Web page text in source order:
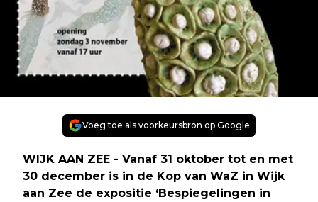
Voeg toe als voorkeursbron op Google
WIJK AAN ZEE - Vanaf 31 oktober tot en met
30 december is in de Kop van WaZ in Wijk
aan Zee de expositie ‘Bespiegelingen in